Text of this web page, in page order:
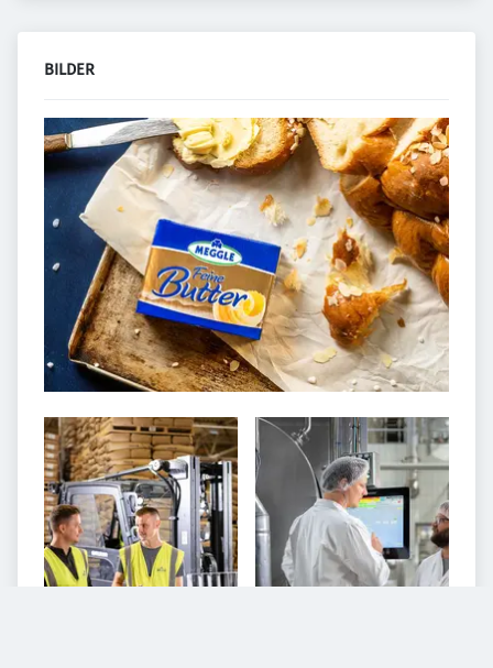
BILDER